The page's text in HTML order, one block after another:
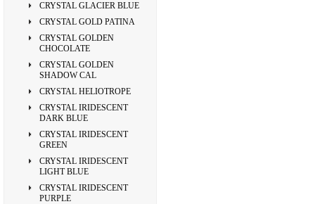
CRYSTAL GLACIER BLUE
CRYSTAL GOLD PATINA
CRYSTAL GOLDEN
CHOCOLATE
CRYSTAL GOLDEN
SHADOW CAL
CRYSTAL HELIOTROPE
CRYSTAL IRIDESCENT
DARK BLUE
CRYSTAL IRIDESCENT
GREEN
CRYSTAL IRIDESCENT
LIGHT BLUE
CRYSTAL IRIDESCENT
PURPLE